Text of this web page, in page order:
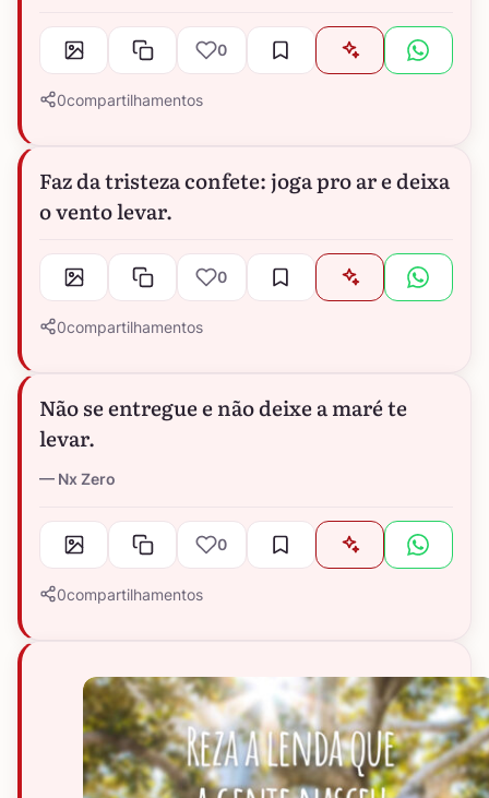
0
0compartilhamentos
Faz da tristeza confete: joga pro ar e deixa
o vento levar.
0
0compartilhamentos
Não se entregue e não deixe a maré te
levar.
Nx Zero
0
0compartilhamentos